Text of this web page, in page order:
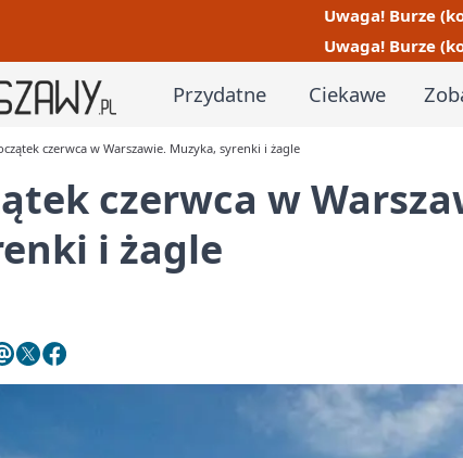
Uwaga! Burze
Uwaga! Burze
Przydatne Ciekawe
czerwca w Warszawie. Muzyka, syrenki i żagle
czerwca w
i żagle